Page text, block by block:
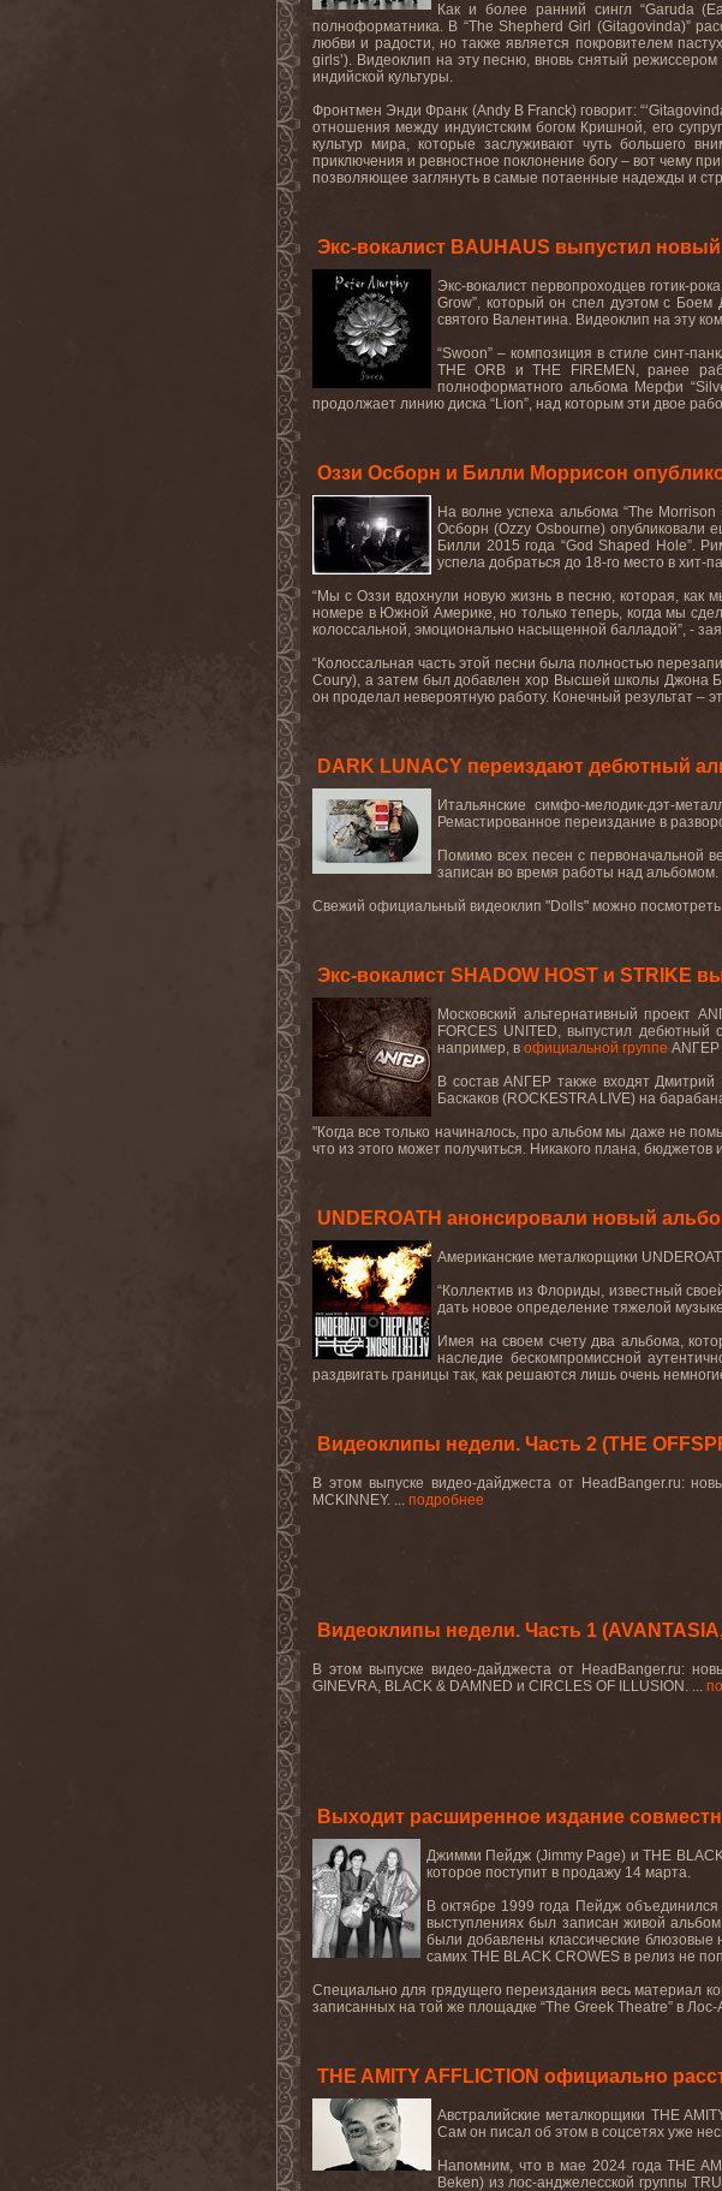
Как и более ранний сингл “Garuda
полноформатника. В “The Shepherd Girl (Gitagovinda)”
любви и радости, но также является покровителем
girls’). Видеоклип на эту песню, вновь снятый
индийской культуры.
Фронтмен Энди Франк (Andy B Franck) говорит:
отношения между индуистским богом Кришной, его
культур мира, которые заслуживают чуть большего
приключения и ревностное поклонение богу – вот чему
позволяющее заглянуть в самые потаенные надежды и
Экс-вокалист BAUHAUS выпустил
Экс-вокалист первопроходцев готик-рока
Grow”, который он спел дуэтом с Боем
святого Валентина. Видеоклип на эту
“Swoon” – композиция в стиле синт-
THE ORB и THE FIREMEN,ранее
полноформатного альбома Мерфи “
продолжает линию диска “Lion”, над которым эти двое
Оззи Осборн и Билли Моррисон
На волне успеха альбома “The Morrison
Осборн (Ozzy Osbourne) опубликовали
Билли 2015 года “God Shaped Hole”.
успела добраться до 18-го место в хит-
“Мы с Оззи вдохнули новую жизнь в песню, которая, как
номере в Южной Америке, но только теперь, когда мы
колоссальной, эмоционально насыщенной балладой”, -
“Колоссальная часть этой песни была полностью
Coury), а затем был добавлен хор Высшей школы Джона
он проделал невероятную работу. Конечный результат –
DARK LUNACY переиздают дебютный
Итальянские симфо-мелодик-дэт-
Ремастированное переиздание в
Помимо всех песен с первоначальной
записан во время работы над
Свежий официальный видеоклип "Dolls" можно посмотреть
Экс-вокалист SHADOW HOST и
Московский альтернативный проект
FORCES UNITED, выпустил
например, в официальной группе АNГЕР
В состав АNГЕР также входят Дмитрий
Баскаков (ROCKESTRA LIVE) на
"Когда все только начиналось, про альбом мы даже не
что из этого может получиться. Никакого плана,
UNDEROATH анонсировали новый
Американские металкорщики
“Коллектив из Флориды, известный
дать новое определение тяжелой
Имея на своем счету два альбома,
наследие бескомпромиссной
раздвигать границы так, как решаются лишь очень
Видеоклипы недели. Часть 2 (THE
В этом выпуске видео-дайджеста от HeadBanger.ru:
MCKINNEY. ... подробнее
Видеоклипы недели. Часть 1
В этом выпуске видео-дайджеста от HeadBanger.ru:
GINEVRA, BLACK & DAMNED и CIRCLES OF ILLUSION. ...
Выходит расширенное издание
Джимми Пейдж (Jimmy Page) и THE
которое поступит в продажу 14 марта.
В октябре 1999 года Пейдж объединился
выступлениях был записан живой
были добавлены классические блюзовые
самих THE BLACK CROWES в релиз не
Специально для грядущего переиздания весь материал
записанных на той же площадке “The Greek Theatre” в
THE AMITY AFFLICTION официально
Австралийские металкорщики THE
Сам он писал об этом в соцсетях уже
Напомним, что в мае 2024 года THE
Beken) из лос-анджелесской группы